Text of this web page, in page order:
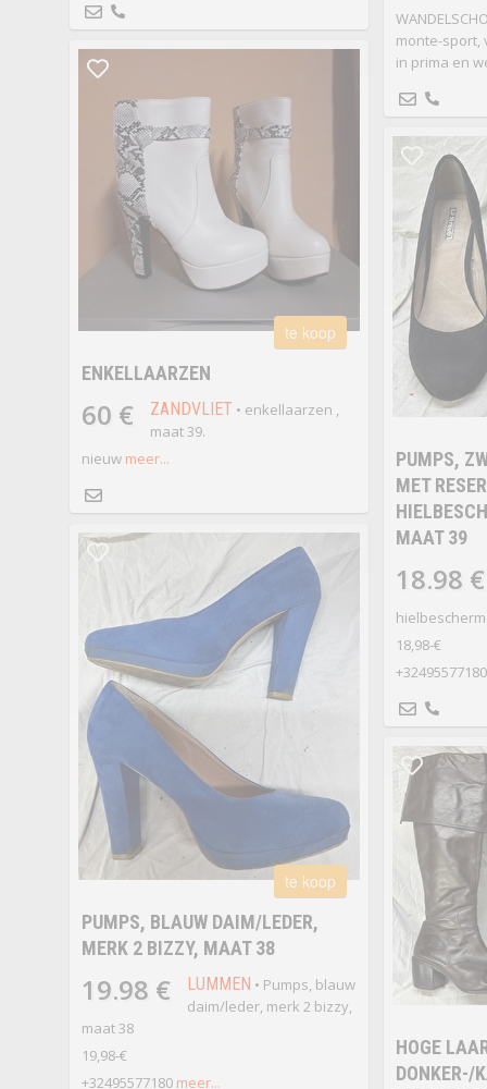
monte-sport,
in prima en
te koop
ENKELLAARZEN
60 € ZANDVLIET • enkellaarzen ,
maat 39.
nieuw meer...
PUMPS,
MET
MAAT 39
18.98 €
18,98-€
+32495577180
te koop
PUMPS, BLAUW DAIM/LEDER,
MERK 2 BIZZY, MAAT 38
19.98 € LUMMEN • Pumps, blauw
daim/leder, merk 2 bizzy,
maat 38
19,98-€
+32495577180 meer...
HOGE
DONKER-/